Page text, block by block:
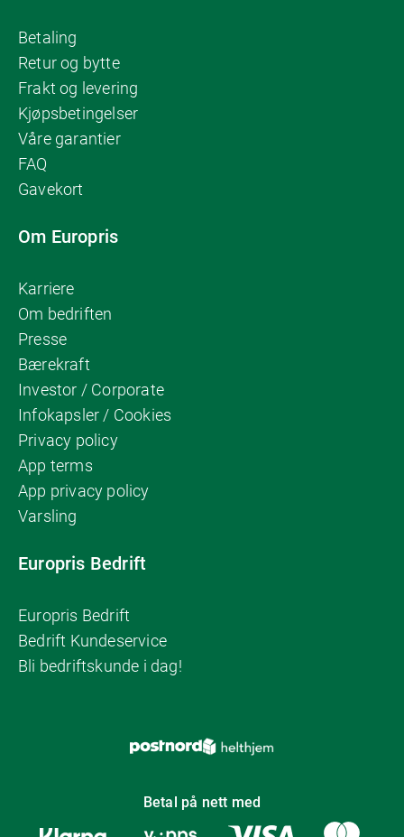
Betaling
Retur og bytte
Frakt og levering
Kjøpsbetingelser
Våre garantier
FAQ
Gavekort
Om Europris
Karriere
Om bedriften
Presse
Bærekraft
Investor / Corporate
Infokapsler / Cookies
Privacy policy
App terms
App privacy policy
Varsling
Europris Bedrift
Europris Bedrift
Bedrift Kundeservice
Bli bedriftskunde i dag!
Betal på nett med